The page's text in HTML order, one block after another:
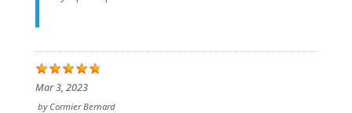
Mar 3, 2023
byCormier Bernard